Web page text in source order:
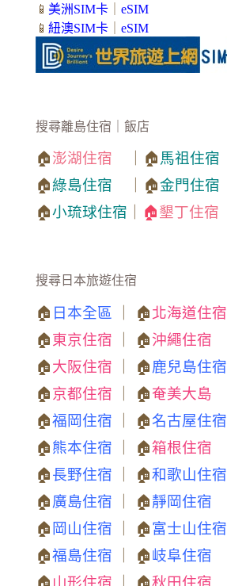
📱 美洲SIM卡｜ eSIM
📱 紐澳SIM卡｜ eSIM
搜尋離島住宿｜飯店
🏠澎湖住宿 ｜🏠馬祖住宿
🏠綠島住宿 ｜🏠金門住宿
🏠小琉球住宿 🏠墾丁住宿
搜尋日本旅遊住宿
🏠 日本全區 ｜ 🏠北海道住宿
🏠東京住宿 ｜ 🏠沖繩住宿
🏠大阪住宿 ｜ 🏠鹿兒島住宿
🏠京都住宿 ｜ 🏠奄美大島
🏠福岡住宿 ｜ 🏠名古屋住宿
🏠熊本住宿 ｜ 🏠箱根住宿
🏠長野住宿 ｜ 🏠和歌山住宿
🏠廣島住宿 ｜ 🏠靜岡住宿
🏠 岡山住宿 ｜ 🏠富士山住宿
🏠福島住宿 ｜ 🏠岐阜住宿
🏠 山形住宿 ｜ 🏠秋田住宿